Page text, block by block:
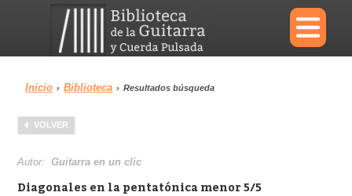
×
Menu
Biblioteca
Inicio › Biblioteca › Resultados búsqueda
VOLVER
Autor:Guitarra en un clic
Diagonales en la pentatónica menor 5/5